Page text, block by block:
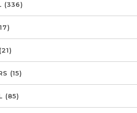
(336)
(21)
(15)
(85)